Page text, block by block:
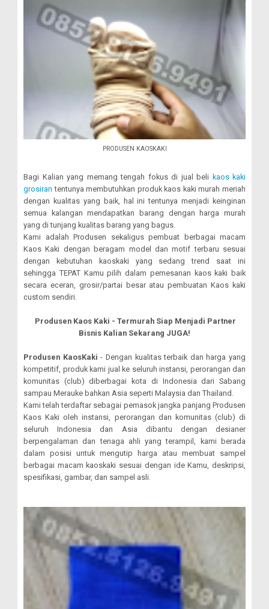
PRODUSEN KAOSKAKI
Bagi Kalian yang memang tengah fokus di jual beli kaos kaki
grosiran tentunya membutuhkan produk kaos kaki murah meriah
dengan kualitas yang baik, hal ini tentunya menjadi keinginan
semua kalangan mendapatkan barang dengan harga murah
yang di tunjang kualitas barang yang bagus.
Kami adalah Produsen sekaligus pembuat berbagai macam
Kaos Kaki dengan beragam model dan motif terbaru sesuai
dengan kebutuhan kaoskaki yang sedang trend saat ini
sehingga TEPAT Kamu pilih dalam pemesanan kaos kaki baik
secara eceran, grosir/partai besar atau pembuatan Kaos kaki
custom sendiri.
Produsen Kaos Kaki - Termurah Siap Menjadi Partner
Bisnis Kalian Sekarang JUGA!
Produsen KaosKaki - Dengan kualitas terbaik dan harga yang
kompetitif, produk kami jual ke seluruh instansi, perorangan dan
komunitas (club) diberbagai kota di Indonesia dari Sabang
sampau Merauke bahkan Asia seperti Malaysia dan Thailand.
Kami telah terdaftar sebagai pemasok jangka panjang Produsen
Kaos Kaki oleh instansi, perorangan dan komunitas (club) di
seluruh Indonesia dan Asia dibantu dengan desianer
berpengalaman dan tenaga ahli yang terampil, kami berada
dalam posisi untuk mengutip harga atau membuat sampel
berbagai macam kaoskaki sesuai dengan ide Kamu, deskripsi,
spesifikasi, gambar, dan sampel asli.